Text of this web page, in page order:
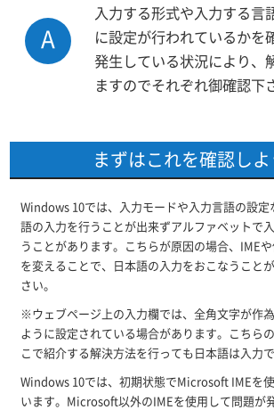
A
入力する形式や入力する言
に設定が行われているかを
発生している状況により、
ますのでそれぞれ御確認下
まずはこれを確認しよ
Windows 10では、入力モードや入力言語の設
語の入力を行うことが出来ずアルファベットで
うことがあります。こちらが原因の場合、IME
を変えることで、日本語の入力をおこなうこと
さい。
※ウェブページ上の入力欄では、全角文字が作
ように設定されている場合があります。こちら
こで紹介する解決方法を行っても日本語は入力で
Windows 10では、初期状態でMicrosoft IMEを
います。Microsoft以外のIMEを使用して問題が